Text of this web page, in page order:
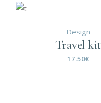
Design
Travel kit
17.50€